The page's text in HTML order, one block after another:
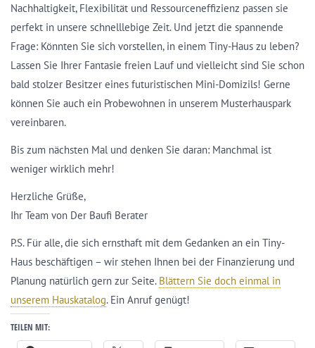
Nachhaltigkeit, Flexibilität und Ressourceneffizienz passen sie
perfekt in unsere schnelllebige Zeit. Und jetzt die spannende
Frage: Könnten Sie sich vorstellen, in einem Tiny-Haus zu leben?
Lassen Sie Ihrer Fantasie freien Lauf und vielleicht sind Sie schon
bald stolzer Besitzer eines futuristischen Mini-Domizils! Gerne
können Sie auch ein Probewohnen in unserem Musterhauspark
vereinbaren.
Bis zum nächsten Mal und denken Sie daran: Manchmal ist
weniger wirklich mehr!
Herzliche Grüße,
Ihr Team von Der Baufi Berater
P.S. Für alle, die sich ernsthaft mit dem Gedanken an ein Tiny-
Haus beschäftigen – wir stehen Ihnen bei der Finanzierung und
Planung natürlich gern zur Seite. Blättern Sie doch einmal in
unserem Hauskatalog. Ein Anruf genügt!
TEILEN MIT: